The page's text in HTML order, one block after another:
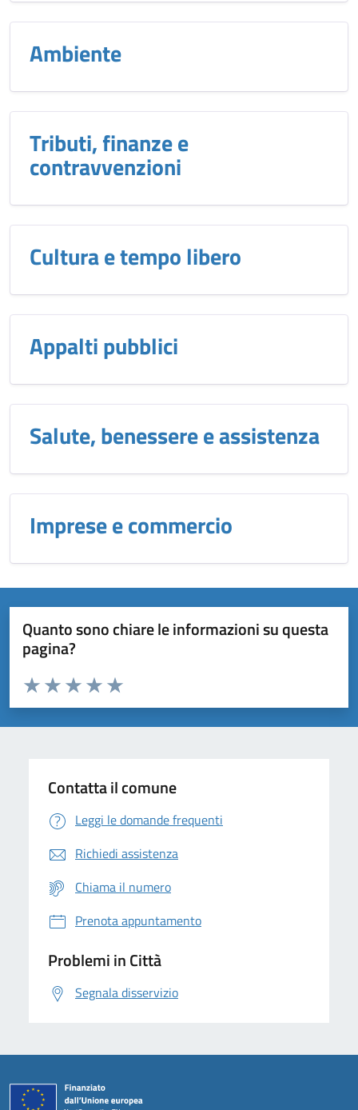
Ambiente
Tributi, finanze e
contravvenzioni
Cultura e tempo libero
Appalti pubblici
Salute, benessere e assistenza
Imprese e commercio
Quanto sono chiare le informazioni su questa
pagina?
Domanda
Valuta da 1 a 5 stelle la pagina
Valuta 5 stelle su 5
Valuta 4 stelle su 5
Valuta 3 stelle su 5
Valuta 2 stelle su 5
Valuta 1 stelle su 5
Contatta il comune
Leggi le domande frequenti
Richiedi assistenza
Chiama il numero
Prenota appuntamento
Problemi in Città
Segnala disservizio